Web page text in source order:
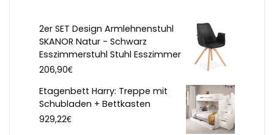
2er SET Design Armlehnenstuhl
SKANOR Natur - Schwarz
Esszimmerstuhl Stuhl Esszimmer
206,90€
Etagenbett Harry: Treppe mit
Schubladen + Bettkasten
929,22€